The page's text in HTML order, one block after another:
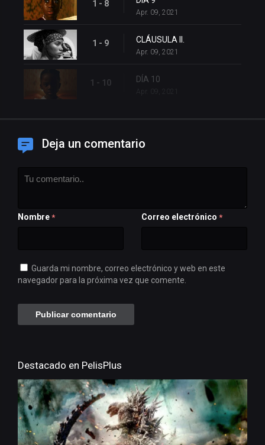
1 - 8
Apr. 09, 2021
1 - 9 CLÁUSULA II.
Apr. 09, 2021
1 - 10 DÍA 10
Apr. 09, 2021
Deja un comentario
Nombre * Correo electrónico *
Guarda mi nombre, correo electrónico y web en este
navegador para la próxima vez que comente.
Destacado en PelisPlus